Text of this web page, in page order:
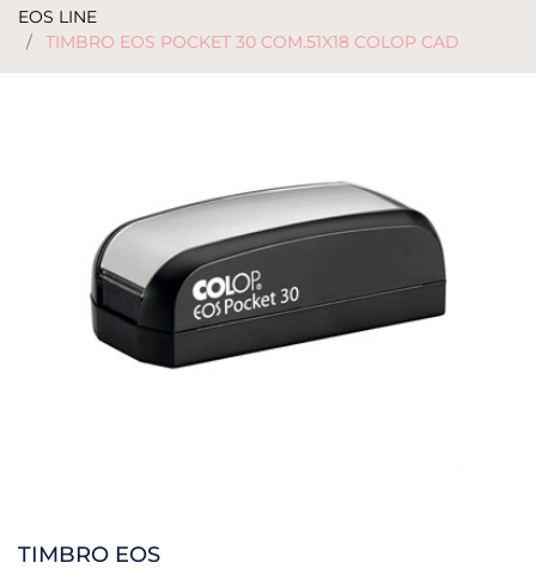
EOS LINE
TIMBRO EOS POCKET 30 COM.51X18 COLOP CAD
TIMBRO EOS